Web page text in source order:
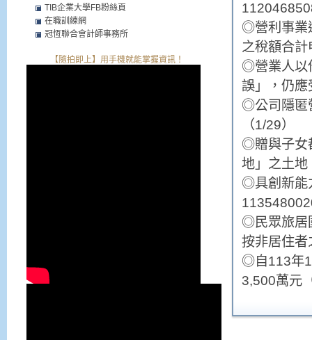
◎營利事業
之稅額合
◎營業人以
誤」，仍
◎公司隱匿
（1/29）
◎贈與子女
地」之土
◎具創新能
◎民眾旅居
按非居住
◎自113年1
3,500萬元
TIB企業大學FB粉絲頁
在職訓練網
冠恆聯合會計師事務所
【隨拍即上】用手機就能掌握資訊！